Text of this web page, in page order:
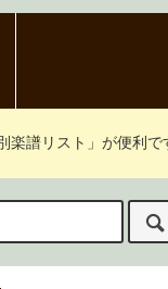
楽譜リスト」が便利で